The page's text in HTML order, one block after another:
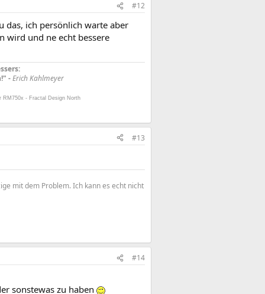
#12
das, ich persönlich warte aber
wird und ne echt bessere
-Erich Kahlmeyer
RM750x - Fractal Design North
#13
mit dem Problem. Ich kann es echt nicht
#14
sonstewas zu haben